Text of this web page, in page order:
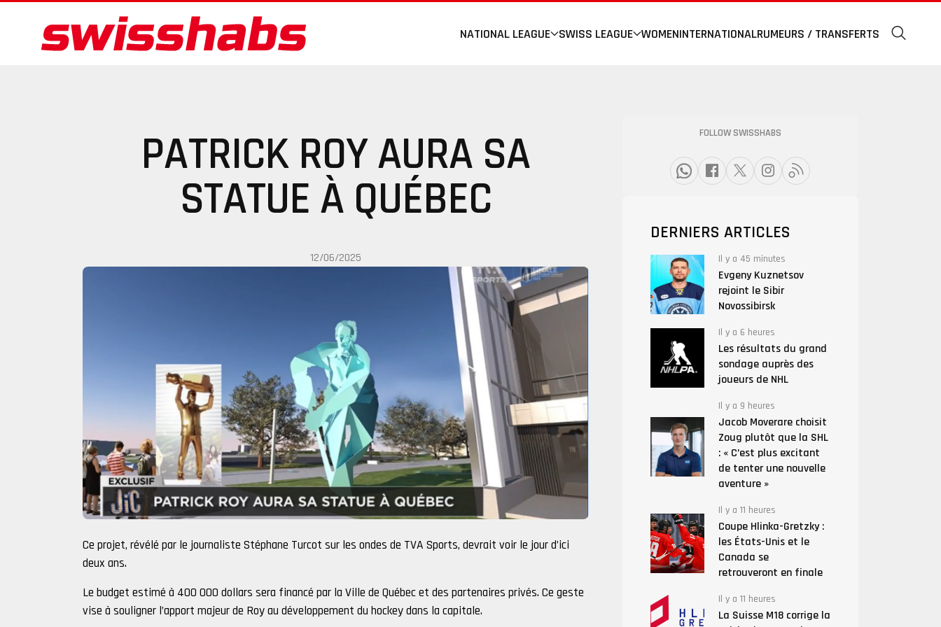
NATIONAL LEAGUE SWISS LEAGUE WOMENINTERNATIONALRUMEURS / TRANSFERTS
PATRICK ROY AURA SA
STATUE À QUÉBEC
12/06/2025
Ce projet, révélé par le journaliste Stéphane Turcot sur les ondes de TVA Sports, devrait voir le jour d’ici
deux ans.
Le budget estimé à 400 000 dollars sera financé par la Ville de Québec et des partenaires privés. Ce geste
vise à souligner l’apport majeur de Roy au développement du hockey dans la capitale.
FOLLOW SWISSHABS
DERNIERS ARTICLES
Il y a 45 minutes
Evgeny Kuznetsov
rejoint le Sibir
Novossibirsk
Il y a 6 heures
Les résultats du grand
sondage auprès des
joueurs de NHL
Il y a 9 heures
Jacob Moverare choisit
Zoug plutôt que la SHL
: « C’est plus excitant
de tenter une nouvelle
aventure »
Il y a 11 heures
Coupe Hlinka-Gretzky :
les États-Unis et le
Canada se
retrouveront en finale
Il y a 11 heures
La Suisse M18 corrige la